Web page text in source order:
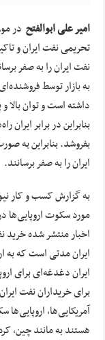
امیر علی ابوالفتح در
تحریمی نفت ایران و
نفت ایران را به صفر
به بازار توسط
داشته است و توان بالا
بنابراین در برابر
بفروشد. بنابراین به
ایران را به صفر برسانند.
به گزارش کسب و کار
مورد سکوت اروپایی‌ها
اخبار منتشر شده خرید
ایران مدتی است که به
ایران دغدغه‌ای برای
برای خریداران نفت
آمریکایی‌ها،
هستند به مانند چین،